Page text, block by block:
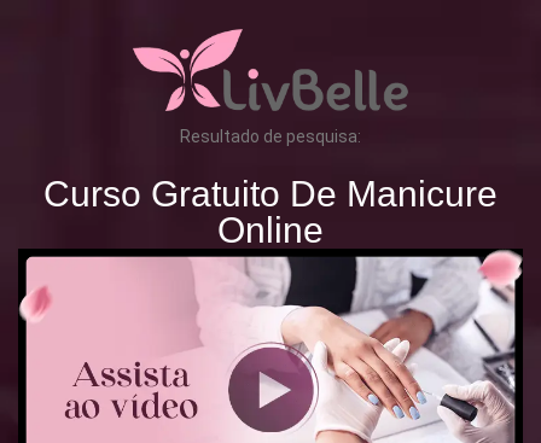
Resultado de pesquisa:
Curso Gratuito De Manicure
Online